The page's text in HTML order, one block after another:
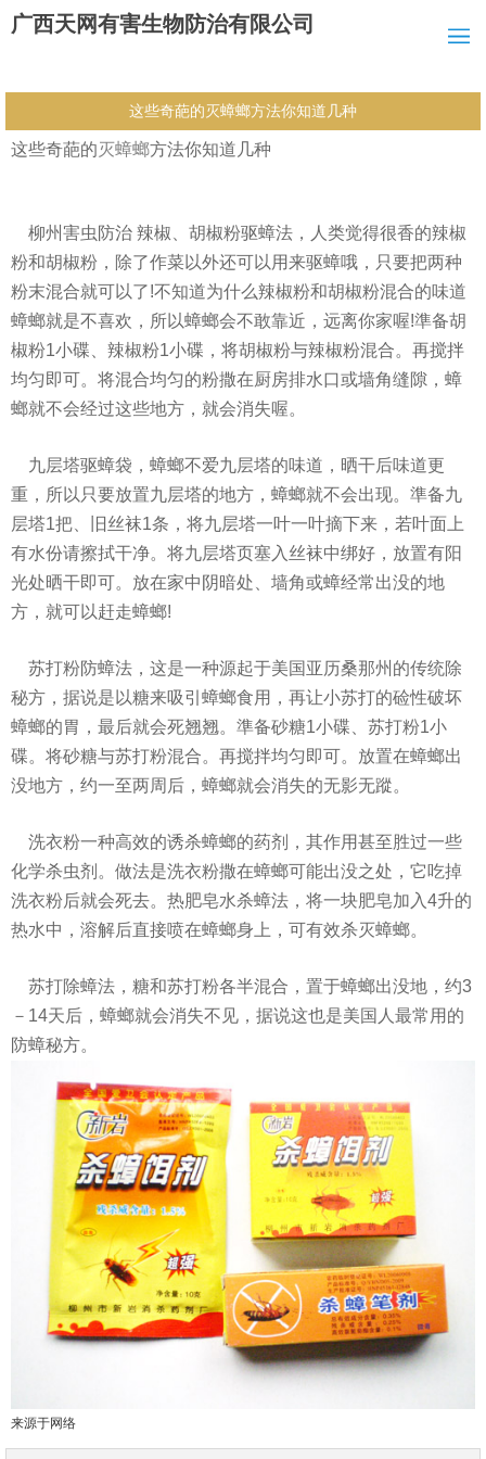
广西天网有害生物防治有限公司
这些奇葩的灭蟑螂方法你知道几种
这些奇葩的灭蟑螂方法你知道几种
柳州害虫防治 辣椒、胡椒粉驱蟑法，人类觉得很香的辣椒
粉和胡椒粉，除了作菜以外还可以用来驱蟑哦，只要把两种
粉末混合就可以了!不知道为什么辣椒粉和胡椒粉混合的味道
蟑螂就是不喜欢，所以蟑螂会不敢靠近，远离你家喔!準备胡
椒粉1小碟、辣椒粉1小碟，将胡椒粉与辣椒粉混合。再搅拌
均匀即可。将混合均匀的粉撒在厨房排水口或墙角缝隙，蟑
螂就不会经过这些地方，就会消失喔。
九层塔驱蟑袋，蟑螂不爱九层塔的味道，晒干后味道更
重，所以只要放置九层塔的地方，蟑螂就不会出现。準备九
层塔1把、旧丝袜1条，将九层塔一叶一叶摘下来，若叶面上
有水份请擦拭干净。将九层塔页塞入丝袜中绑好，放置有阳
光处晒干即可。放在家中阴暗处、墙角或蟑经常出没的地
方，就可以赶走蟑螂!
苏打粉防蟑法，这是一种源起于美国亚历桑那州的传统除
秘方，据说是以糖来吸引蟑螂食用，再让小苏打的硷性破坏
蟑螂的胃，最后就会死翘翘。準备砂糖1小碟、苏打粉1小
碟。将砂糖与苏打粉混合。再搅拌均匀即可。放置在蟑螂出
没地方，约一至两周后，蟑螂就会消失的无影无蹤。
洗衣粉一种高效的诱杀蟑螂的药剂，其作用甚至胜过一些
化学杀虫剂。做法是洗衣粉撒在蟑螂可能出没之处，它吃掉
洗衣粉后就会死去。热肥皂水杀蟑法，将一块肥皂加入4升的
热水中，溶解后直接喷在蟑螂身上，可有效杀灭蟑螂。
苏打除蟑法，糖和苏打粉各半混合，置于蟑螂出没地，约3
－14天后，蟑螂就会消失不见，据说这也是美国人最常用的
防蟑秘方。
来源于网络